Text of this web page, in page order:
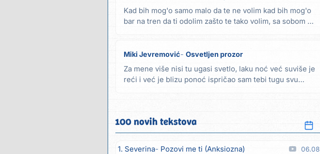
Kad bih mog'o samo malo da te ne volim kad bih mog'o
bar na tren da ti odolim zašto te tako volim, sa sobom ja
Miki Jevremović Osvetljen prozor
Za mene više nisi tu ugasi svetlo, laku noć već suviše je
reći i već je blizu ponoć ispričao sam tebi tugu svu
100 novih tekstova
1. Severina Pozovi me ti (Anksiozna) 06.08